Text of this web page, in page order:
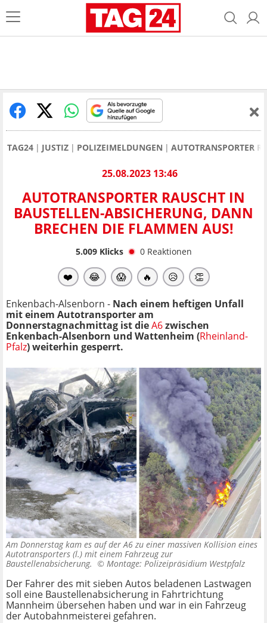
TAG24 JUSTIZ POLIZEIMELDUNGEN AUTOTRANSPORTER
25.08.2023 13:46
AUTOTRANSPORTER RAUSCHT IN
BAUSTELLEN-ABSICHERUNG, DANN
BRECHEN DIE FLAMMEN AUS!
5.009Klicks 0 Reaktionen
❤️ 😂 😱 🔥 😥 👏
Enkenbach-Alsenborn - Nach einem heftigen Unfall
mit einem Autotransporter am
Donnerstagnachmittag ist dieA6zwischen
Enkenbach-Alsenborn und Wattenheim (Rheinland-
Pfalz) weiterhin gesperrt.
Am Donnerstag kam es auf der A6 zu einer massiven Kollision eines
Autotransporters (l.) mit einem Fahrzeug zur
Baustellenabsicherung. © Montage: Polizeipräsidium Westpfalz
Der Fahrer des mit sieben Autos beladenen Lastwagen
soll eine Baustellenabsicherung in Fahrtrichtung
Mannheim übersehen haben und war in ein Fahrzeug
der Autobahnmeisterei gefahren.